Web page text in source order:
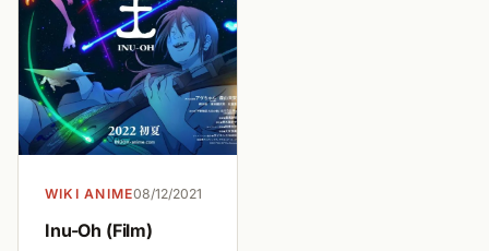
WIKI ANIME08/12/2021
Inu-Oh (Film)